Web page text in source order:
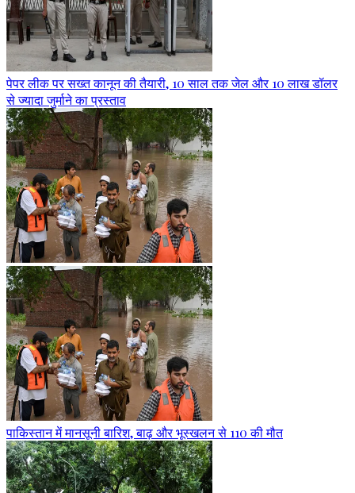
पेपर लीक पर सख्त कानून की तैयारी, 10 साल तक जेल और 10 लाख डॉलर
से ज्यादा जुर्माने का प्रस्ताव
पाकिस्तान में मानसूनी बारिश, बाढ़ और भूस्खलन से 110 की मौत